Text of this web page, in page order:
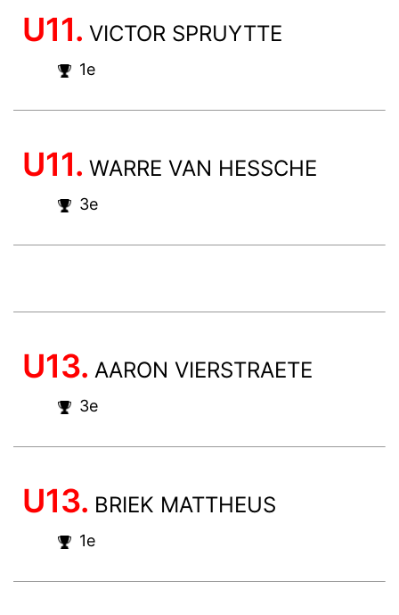
U11. VICTOR SPRUYTTE
1e
U11. WARRE VAN HESSCHE
3e
U13. AARON VIERSTRAETE
3e
U13. BRIEK MATTHEUS
1e